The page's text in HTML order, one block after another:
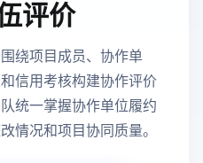
评价
绕项目成员、协作单
信用考核构建协作评价
统一掌握协作单位履约
情况和项目协同质量。